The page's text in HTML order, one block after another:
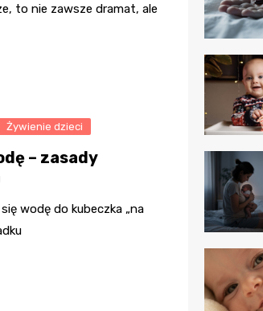
to nie zawsze dramat, ale
Żywienie dzieci
– zasady
wodę do kubeczka „na